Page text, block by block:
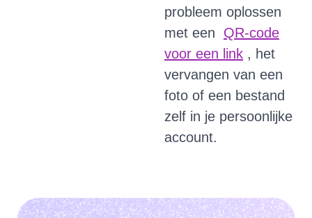
probleem oplossen
met een QR-code
voor een link , het
vervangen van een
foto of een bestand
zelf in je persoonlijke
account.